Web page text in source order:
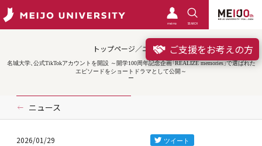
meimo SEARCH
ご支援をお考えの方
トップページ／ニュース
名城大学、公式TikTokアカウントを開設 ～開学100周年記念企画「REALIZE memories」で選ばれた
エピソードをショートドラマとして公開～
ニュース
2026/01/29